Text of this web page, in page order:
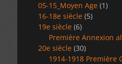
05-15_Moyen Age (1)
16-18e siècle (5)
19e siècle (6)
Première Annexion
20e siècle (30)
1914-1918 Première